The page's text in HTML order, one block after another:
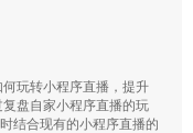
玩转小程序直播，提升
盘自家小程序直播的玩
结合现有的小程序直播的